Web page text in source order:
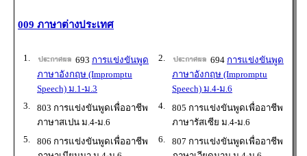
009 ภาษาต่างประเทศ
1. 693 การแข่งขันพูด
ภาษาอังกฤษ (Impromptu
Speech) ม.1-ม.3
2. 694 การแข่งขันพูด
ภาษาอังกฤษ (Impromptu
Speech) ม.4-ม.6
3.
803 การแข่งขันพูดเพื่ออาชีพ
ภาษาสเปน ม.4-ม.6
4.
805 การแข่งขันพูดเพื่ออาชีพ
ภาษารัสเซีย ม.4-ม.6
5.
806 การแข่งขันพูดเพื่ออาชีพ
6.
807 การแข่งขันพูดเพื่ออาชีพ